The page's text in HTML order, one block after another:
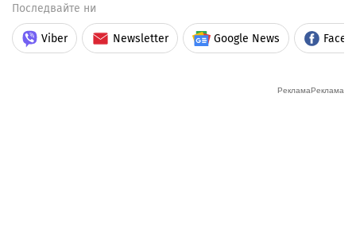
Последвайте ни
Viber Newsletter Google News